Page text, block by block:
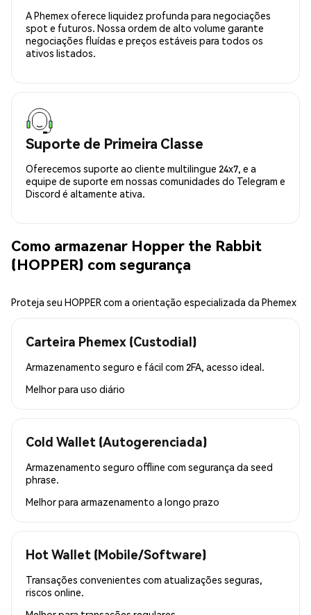
A Phemex oferece liquidez profunda para negociações
spot e futuros. Nossa ordem de alto volume garante
negociações fluídas e preços estáveis para todos os
ativos listados.
Suporte de Primeira Classe
Oferecemos suporte ao cliente multilingue 24x7, e a
equipe de suporte em nossas comunidades do Telegram e
Discord é altamente ativa.
Como armazenar Hopper the Rabbit
(HOPPER) com segurança
Proteja seu HOPPER com a orientação especializada da Phemex
Carteira Phemex (Custodial)
Armazenamento seguro e fácil com 2FA, acesso ideal.
Melhor para uso diário
Cold Wallet (Autogerenciada)
Armazenamento seguro offline com segurança da seed
phrase.
Melhor para armazenamento a longo prazo
Hot Wallet (Mobile/Software)
Transações convenientes com atualizações seguras,
riscos online.